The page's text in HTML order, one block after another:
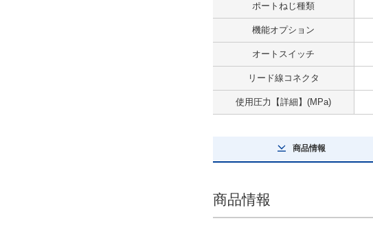
ポートねじ種類
機能オプション
オートスイッチ
リード線コネクタ
使用圧力【詳細】(MPa)
商品情報
商品情報